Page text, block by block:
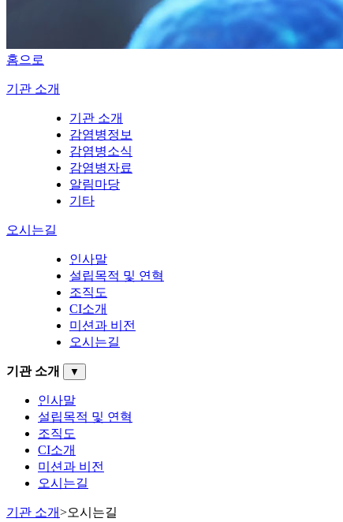
홈으로
기관 소개
기관 소개
감염병정보
감염병소식
감염병자료
알림마당
기타
오시는길
인사말
설립목적 및 연혁
조직도
CI소개
미션과 비전
오시는길
기관 소개 ▼
인사말
설립목적 및 연혁
조직도
CI소개
미션과 비전
오시는길
기관 소개>오시는길